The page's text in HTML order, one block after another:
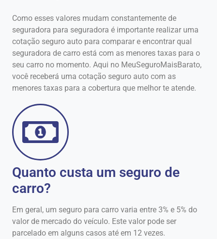
Como esses valores mudam constantemente de
seguradora para seguradora é importante realizar uma
cotação seguro auto para comparar e encontrar qual
seguradora de carro está com as menores taxas para o
seu carro no momento. Aqui no MeuSeguroMaisBarato,
você receberá uma cotação seguro auto com as
menores taxas para a cobertura que melhor te atende.
Quanto custa um seguro de
carro?
Em geral, um seguro para carro varia entre 3% e 5% do
valor de mercado do veículo. Este valor pode ser
parcelado em alguns casos até em 12 vezes.